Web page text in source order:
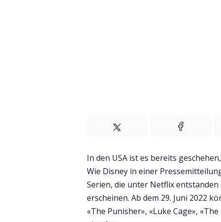
In den USA ist es bereits
Wie Disney in einer
Serien, die unter Netflix
erscheinen. Ab dem 29. Juni 2022
«The Punisher», «Luke Cage»,